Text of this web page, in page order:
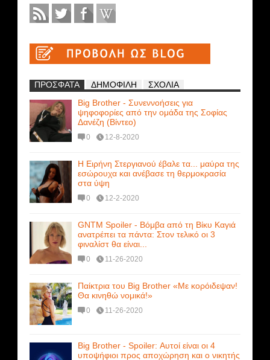
ΠΡΟΣΦΑΤΑ ΔΗΜΟΦΙΛΗ
ΣΧΟΛΙΑ
Big Brother - Συνεννοήσεις για
ψηφοφορίες από την ομάδα της Σοφίας
Δανέζη (Βίντεο)
0 12-8-2020
Η Ειρήνη Στεργιανού έβαλε τα... μαύρα της
εσώρουχα και ανέβασε τη θερμοκρασία
στα ύψη
0 12-2-2020
GNTM Spoiler - Βόμβα από τη Βίκυ Καγιά
ανατρέπει τα πάντα: Στον τελικό οι 3
φιναλίστ θα είναι...
0 11-26-2020
Παίκτρια του Big Brother «Με κορόιδεψαν!
Θα κινηθώ νομικά!»
0 11-26-2020
Big Brother - Spoiler: Αυτοί είναι οι 4
υποψήφιοι προς αποχώρηση και ο νικητής